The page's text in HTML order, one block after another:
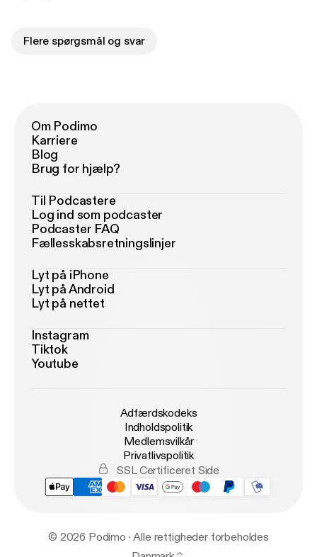
Flere spørgsmål og svar
Om Podimo
Karriere
Blog
Brug for hjælp?
Til Podcastere
Log ind som podcaster
Podcaster FAQ
Fællesskabsretningslinjer
Lyt på iPhone
Lyt på Android
Lyt på nettet
Instagram
Tiktok
Youtube
Adfærdskodeks
Indholdspolitik
Medlemsvilkår
Privatlivspolitik
SSL Certificeret Side
© 2026 Podimo · Alle rettigheder forbeholdes